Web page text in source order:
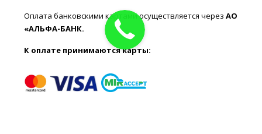
Оплата банковскими картами осуществляется черезАО
«АЛЬФА-БАНК.
К оплате принимаются карты: